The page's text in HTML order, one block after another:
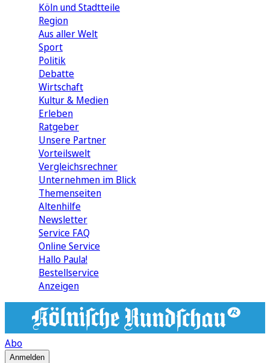
Köln und Stadtteile
Region
Aus aller Welt
Sport
Politik
Debatte
Wirtschaft
Kultur & Medien
Erleben
Ratgeber
Unsere Partner
Vorteilswelt
Vergleichsrechner
Unternehmen im Blick
Themenseiten
Altenhilfe
Newsletter
Service FAQ
Online Service
Hallo Paula!
Bestellservice
Anzeigen
Abo
Anmelden